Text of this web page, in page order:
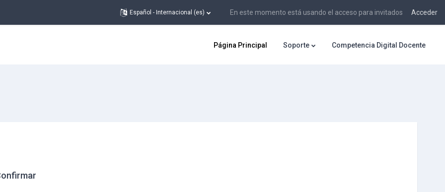
Español - Internacional ‎(es)‎ En este momento está usando el acceso para invitados Acceder
Página Principal Soporte Competencia Digital Docente